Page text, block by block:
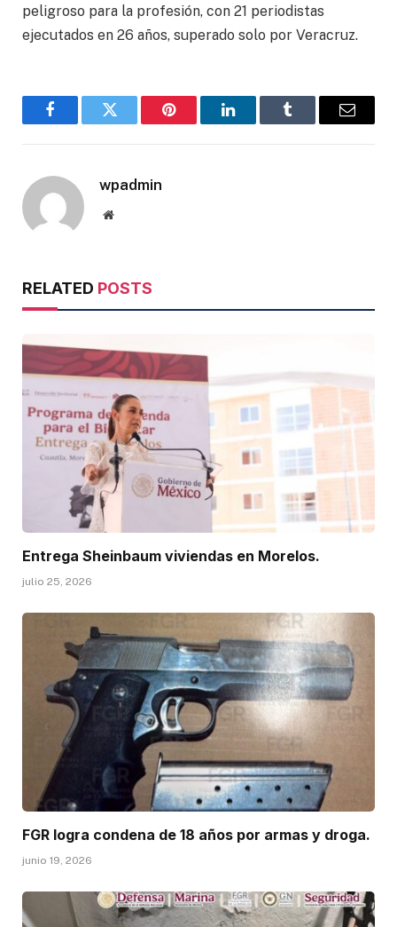
peligroso para la profesión, con 21 periodistas
ejecutados en 26 años, superado solo por Veracruz.
FacebookTwitter Pinterest LinkedInTumblr Email
wpadmin
Website
RELATED POSTS
Entrega Sheinbaum viviendas en Morelos.
julio 25, 2026
FGR logra condena de 18 años por armas y droga.
junio 19, 2026